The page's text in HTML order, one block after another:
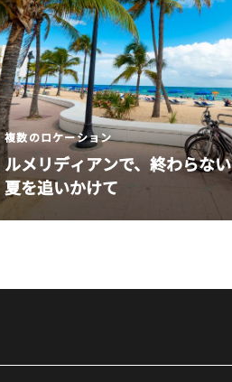
複数のロケーション
ルメリディアンで、終わらない
夏を追いかけて